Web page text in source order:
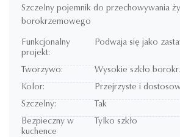
Szczelny pojemnik do przechowywania
borokrzemowego
Funkcjonalny
projekt:
Podwaja się jako
Tworzywo:
Wysokie szkło
Kolor:
Przejrzyste i
Szczelny:
Tak
Bezpieczny w
kuchence
Tylko szkło